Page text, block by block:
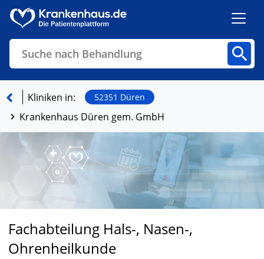
Suche nach Behandlung
Finden
Kliniken in: 52351 Düren
Krankenhaus Düren gem. GmbH
Fachabteilung Hals-, Nasen-,
Ohrenheilkunde